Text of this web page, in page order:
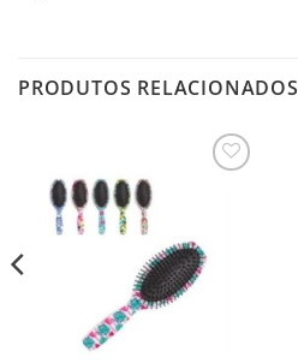
PRODUTOS RELACIONADOS